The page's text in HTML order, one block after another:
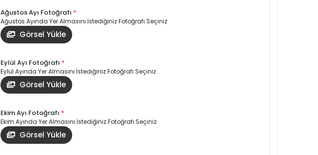
Ağustos Ayı Fotoğrafı *
Ağustos Ayında Yer Almasını İstediğiniz Fotoğrafı Seçiniz
Görsel Yükle
Eylül Ayı Fotoğrafı *
Eylül Ayında Yer Almasını İstediğiniz Fotoğrafı Seçiniz
Görsel Yükle
Ekim Ayı Fotoğrafı *
Ekim Ayında Yer Almasını İstediğiniz Fotoğrafı Seçiniz
Görsel Yükle